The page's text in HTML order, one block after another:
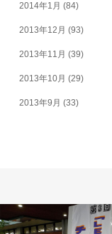
2014年1月 (84)
2013年12月 (93)
2013年11月 (39)
2013年10月 (29)
2013年9月 (33)